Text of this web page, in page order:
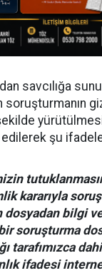
savcılığa
soruşturmanın
şu
kararıyla
bilgi
bir soruşturma
tarafımızca
ifadesi